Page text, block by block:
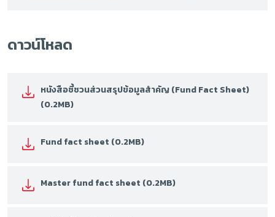
ดาวน์โหลด
หนังสือชี้ชวนส่วนสรุปข้อมูลสำคัญ (Fund Fact Sheet)
(0.2MB)
Fund fact sheet (0.2MB)
Master fund fact sheet (0.2MB)